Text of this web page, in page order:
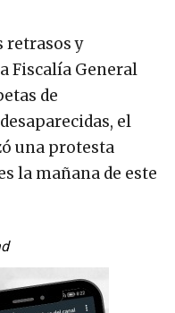
retrasos y
Fiscalía General
de
el
una protesta
la mañana de este